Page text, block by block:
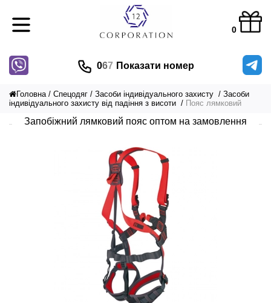
0
067 Показати номер
Головна Спецодяг Засоби індивідуального захисту
Засоби
індивідуального захисту від падіння з висоти
Пояс лямковий
Запобіжний лямковий пояс оптом на замовлення